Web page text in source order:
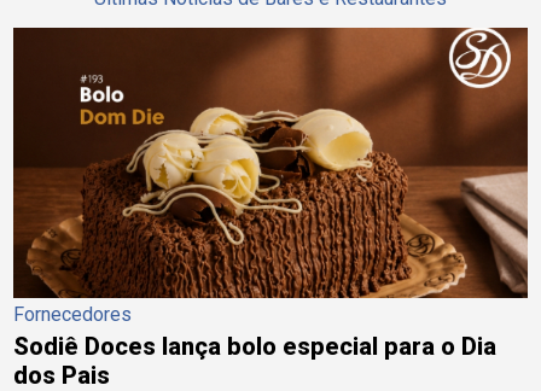
Fornecedores
Sodiê Doces lança bolo especial para o Dia
dos Pais